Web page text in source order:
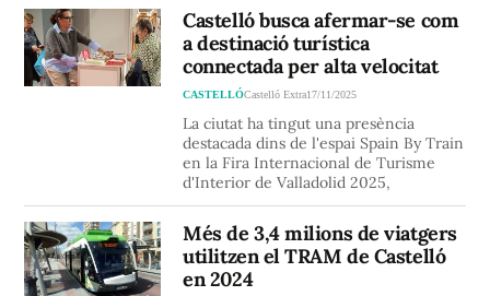
Castelló busca afermar-se com
a destinació turística
connectada per alta velocitat
CASTELLÓCastelló Extra17/11/2025
La ciutat ha tingut una presència
destacada dins de l'espai Spain By Train
en la Fira Internacional de Turisme
d'Interior de Valladolid 2025,
Més de 3,4 milions de viatgers
utilitzen el TRAM de Castelló
en 2024